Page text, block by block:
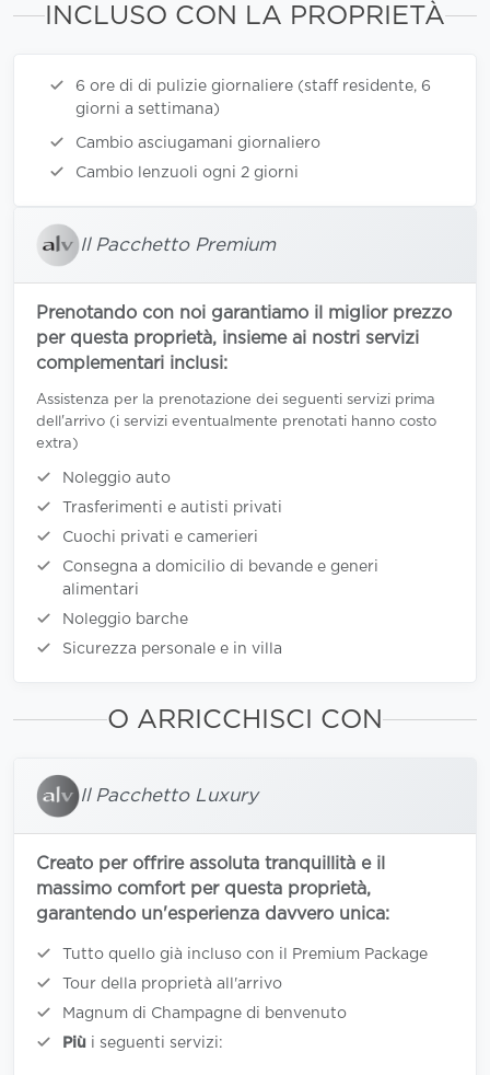
INCLUSO CON LA PROPRIETÀ
6 ore di di pulizie giornaliere (staff residente, 6
giorni a settimana)
Cambio asciugamani giornaliero
Cambio lenzuoli ogni 2 giorni
Il Pacchetto Premium
Prenotando con noi garantiamo il miglior prezzo
per questa proprietà, insieme ai nostri servizi
complementari inclusi:
Assistenza per la prenotazione dei seguenti servizi prima
dell'arrivo (i servizi eventualmente prenotati hanno costo
extra)
Noleggio auto
Trasferimenti e autisti privati
Cuochi privati e camerieri
Consegna a domicilio di bevande e generi
alimentari
Noleggio barche
Sicurezza personale e in villa
O ARRICCHISCI CON
Il Pacchetto Luxury
Creato per offrire assoluta tranquillità e il
massimo comfort per questa proprietà,
garantendo un'esperienza davvero unica:
Tutto quello già incluso con il Premium Package
Tour della proprietà all'arrivo
Magnum di Champagne di benvenuto
Più i seguenti servizi: